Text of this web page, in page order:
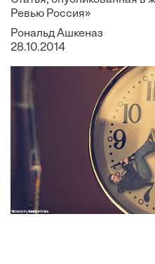
Ревью Россия»
Рональд Ашкеназ
28.10.2014